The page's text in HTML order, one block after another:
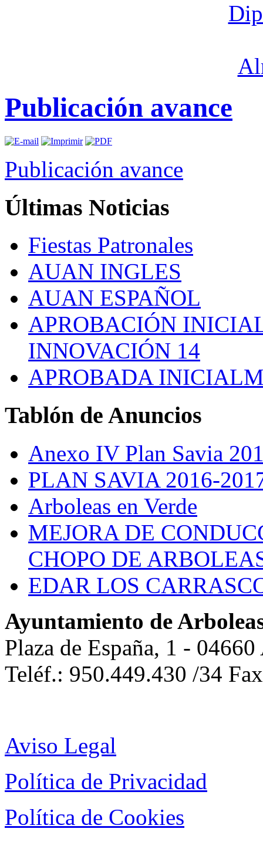
Publicación avance
Publicación avance
Últimas Noticias
Fiestas Patronales
AUAN INGLES
AUAN ESPAÑOL
APROBACIÓN
INNOVACIÓN 14
APROBADA
Tablón de Anuncios
Anexo IV Plan Savia
PLAN SAVIA 2016-
Arboleas en Verde
MEJORA DE
CHOPO DE
EDAR LOS
Ayuntamiento de
Plaza de España, 1 -
Teléf.: 950.449.430 /34
Aviso Legal
Política de Privacidad
Política de Cookies